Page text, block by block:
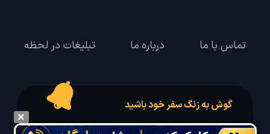
تماس با ما درباره ما تبلیغات در لحظه
گوش به زنگ سفر خود باشید
درخواست سفر خود را در مدت زمان دلخواه ثبت و پیامک بهترین آفر مربوط به تور